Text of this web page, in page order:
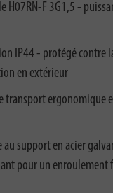
H07RN-F 3G1,5 -
IP44 - protégé contre
en extérieur
transport ergonomique
support en acier
pour un enroulement